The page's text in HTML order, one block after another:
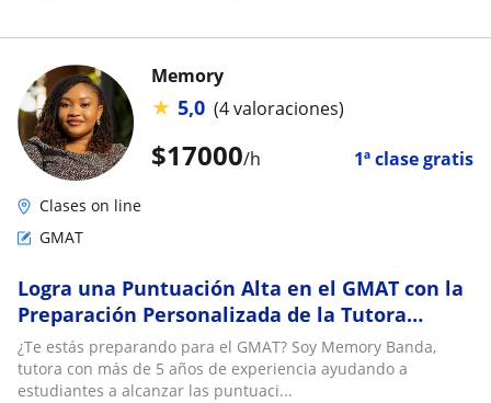
$17000/h 1ª clase gratis
Memory
★ 5,0 (4 valoraciones)
Clases on line
GMAT
Logra una Puntuación Alta en el GMAT con la
Preparación Personalizada de la Tutora
Memory Banda
¿Te estás preparando para el GMAT? Soy Memory Banda,
tutora con más de 5 años de experiencia ayudando a
estudiantes a alcanzar las puntuaci...